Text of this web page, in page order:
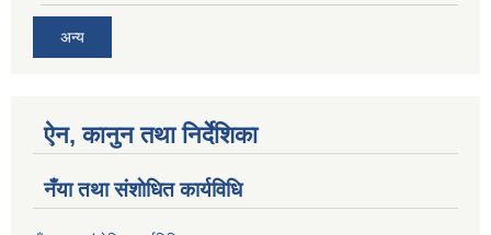
अन्य
ऐन, कानुन तथा निर्देशिका
नँया तथा स‌ंशाेधित कार्यविधि